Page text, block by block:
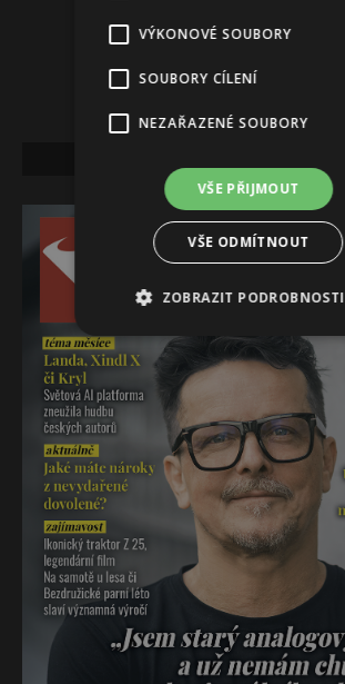
VÝKONOVÉ SOUBORY
SOUBORY CÍLENÍ
NEZAŘAZENÉ SOUBORY
VŠE PŘIJMOUT
VŠE ODMÍTNOUT
ZOBRAZIT PODROBNOSTI